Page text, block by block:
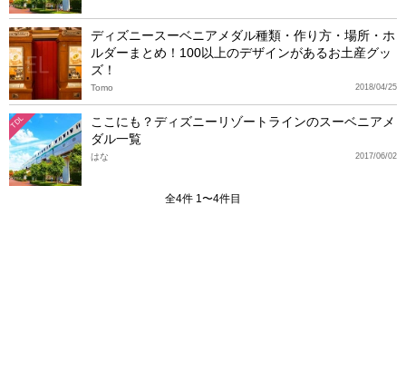
ディズニースーベニアメダル種類・作り方・場所・ホ
ルダーまとめ！100以上のデザインがあるお土産グッ
ズ！
2018/04/25
Tomo
TDL
ここにも？ディズニーリゾートラインのスーベニアメ
ダル一覧
2017/06/02
はな
全4件 1〜4件目